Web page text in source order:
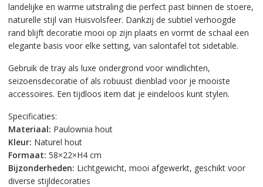
landelijke en warme uitstraling die perfect past binnen de stoere,
naturelle stijl van Huisvolsfeer. Dankzij de subtiel verhoogde
rand blijft decoratie mooi op zijn plaats en vormt de schaal een
elegante basis voor elke setting, van salontafel tot sidetable.
Gebruik de tray als luxe ondergrond voor windlichten,
seizoensdecoratie of als robuust dienblad voor je mooiste
accessoires. Een tijdloos item dat je eindeloos kunt stylen.
Specificaties:
Materiaal: Paulownia hout
Kleur: Naturel hout
Formaat: 58×22×H4 cm
Bijzonderheden: Lichtgewicht, mooi afgewerkt, geschikt voor
diverse stijldecoraties